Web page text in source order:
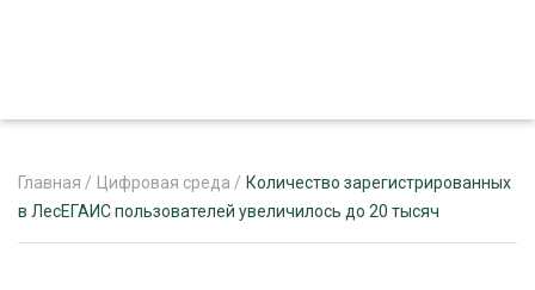
Главная / Цифровая среда / Количество зарегистрированных
в ЛесЕГАИС пользователей увеличилось до 20 тысяч